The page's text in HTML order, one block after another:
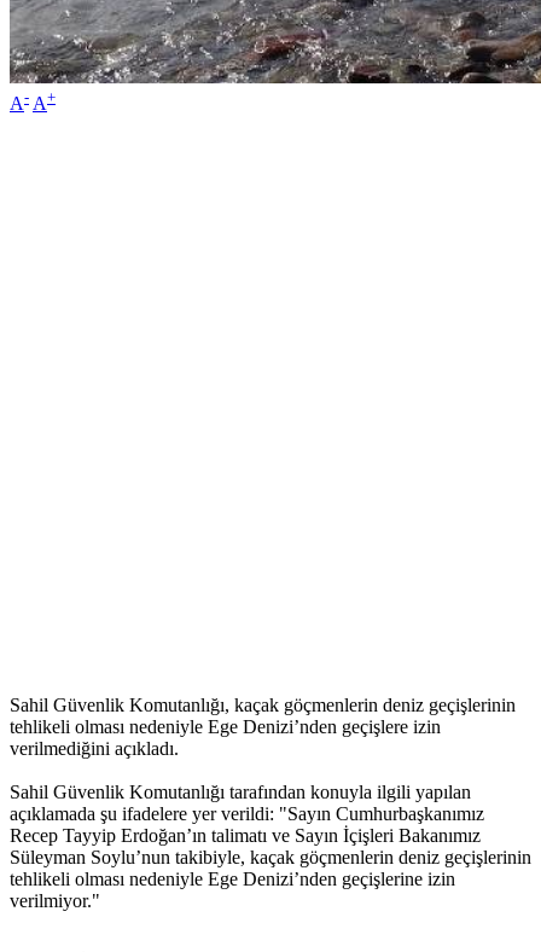
A- A+
Sahil Güvenlik Komutanlığı, kaçak göçmenlerin deniz geçişlerinin
tehlikeli olması nedeniyle Ege Denizi’nden geçişlere izin
verilmediğini açıkladı.
Sahil Güvenlik Komutanlığı tarafından konuyla ilgili yapılan
açıklamada şu ifadelere yer verildi: "Sayın Cumhurbaşkanımız
Recep Tayyip Erdoğan’ın talimatı ve Sayın İçişleri Bakanımız
Süleyman Soylu’nun takibiyle, kaçak göçmenlerin deniz geçişlerinin
tehlikeli olması nedeniyle Ege Denizi’nden geçişlerine izin
verilmiyor."